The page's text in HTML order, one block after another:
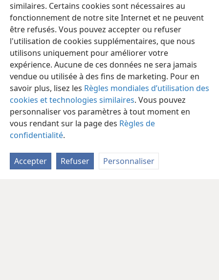
similaires. Certains cookies sont nécessaires au
fonctionnement de notre site Internet et ne peuvent
être refusés. Vous pouvez accepter ou refuser
l'utilisation de cookies supplémentaires, que nous
utilisons uniquement pour améliorer votre
expérience. Aucune de ces données ne sera jamais
vendue ou utilisée à des fins de marketing. Pour en
savoir plus, lisez les Règles mondiales d’utilisation des
cookies et technologies similaires. Vous pouvez
personnaliser vos paramètres à tout moment en
vous rendant sur la page des Règles de
confidentialité.
Accepter Refuser Personnaliser